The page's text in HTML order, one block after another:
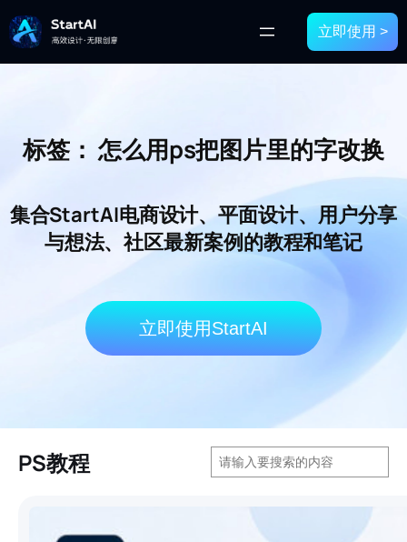
立即使用 >
标签： 怎么用ps把图片里的字改换
集合StartAI电商设计、平面设计、用户分享
与想法、社区最新案例的教程和笔记
立即使用StartAI
PS教程
搜
索